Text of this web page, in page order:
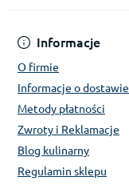
Informacje
O firmie
Informacje o dostawie
Metody płatności
Zwroty i Reklamacje
Blog kulinarny
Regulamin sklepu